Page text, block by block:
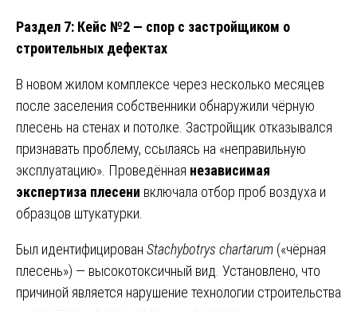
Раздел 7: Кейс №2 — спор с застройщиком о
строительных дефектах
В новом жилом комплексе через несколько месяцев
после заселения собственники обнаружили чёрную
плесень на стенах и потолке. Застройщик отказывался
признавать проблему, ссылаясь на «неправильную
эксплуатацию». Проведённая независимая
экспертиза плесени включала отбор проб воздуха и
образцов штукатурки.
Был идентифицирован Stachybotrys chartarum («чёрная
плесень») — высокотоксичный вид. Установлено, что
причиной является нарушение технологии строительства